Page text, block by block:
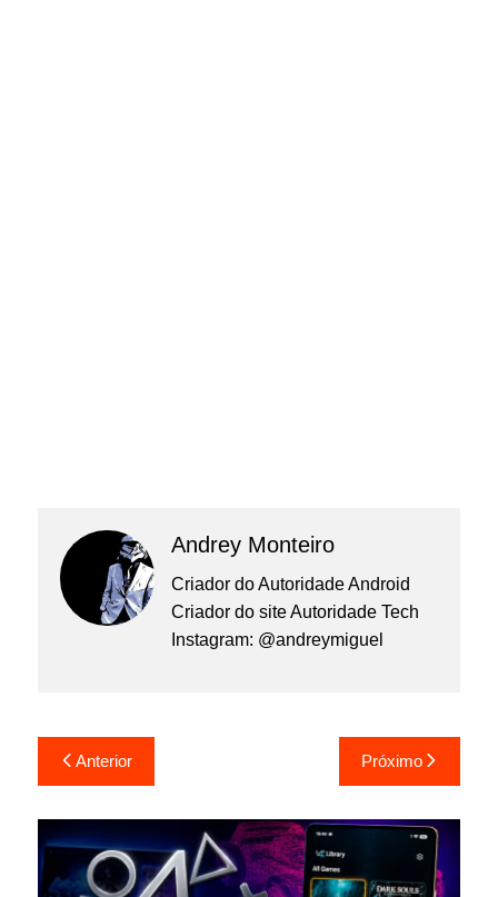
Andrey Monteiro
Criador do Autoridade Android
Criador do site Autoridade Tech
Instagram: @andreymiguel
Navegação
de
Post
Anterior Próximo